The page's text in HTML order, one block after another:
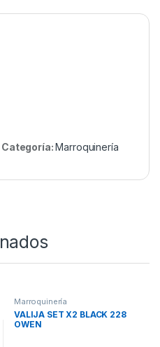
Categoría:Marroquinería
Marroquinería
VALIJA SET X2 BLACK 228
OWEN